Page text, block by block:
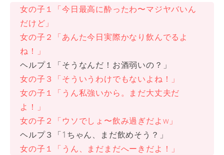
女の子１「今日最高に酔ったわ〜マジヤバいん
だけど」
女の子２「あんた今日実際かなり飲んでるよ
ね！」
ヘルプ１「そうなんだ！お酒弱いの？」
女の子３「そういうわけでもないよね！」
女の子１「うん私強いから。まだ大丈夫だ
よ！」
女の子２「ウソでしょ〜飲み過ぎだよw」
ヘルプ３「1ちゃん、まだ飲めそう？」
女の子１「うん、まだまだへーきだよ！」